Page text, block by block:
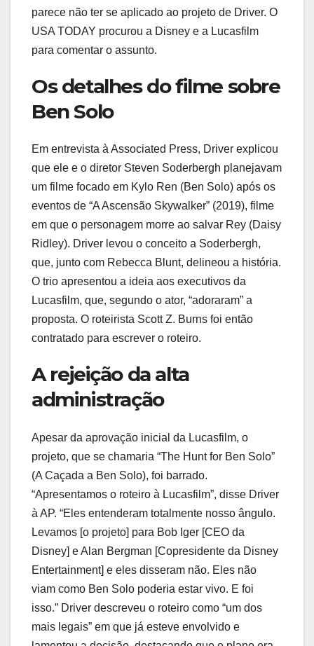
parece não ter se aplicado ao projeto de Driver. O
USA TODAY procurou a Disney e a Lucasfilm
para comentar o assunto.
Os detalhes do filme sobre
Ben Solo
Em entrevista à Associated Press, Driver explicou
que ele e o diretor Steven Soderbergh planejavam
um filme focado em Kylo Ren (Ben Solo) após os
eventos de “A Ascensão Skywalker” (2019), filme
em que o personagem morre ao salvar Rey (Daisy
Ridley). Driver levou o conceito a Soderbergh,
que, junto com Rebecca Blunt, delineou a história.
O trio apresentou a ideia aos executivos da
Lucasfilm, que, segundo o ator, “adoraram” a
proposta. O roteirista Scott Z. Burns foi então
contratado para escrever o roteiro.
A rejeição da alta
administração
Apesar da aprovação inicial da Lucasfilm, o
projeto, que se chamaria “The Hunt for Ben Solo”
(A Caçada a Ben Solo), foi barrado.
“Apresentamos o roteiro à Lucasfilm”, disse Driver
à AP. “Eles entenderam totalmente nosso ângulo.
Levamos [o projeto] para Bob Iger [CEO da
Disney] e Alan Bergman [Copresidente da Disney
Entertainment] e eles disseram não. Eles não
viam como Ben Solo poderia estar vivo. E foi
isso.” Driver descreveu o roteiro como “um dos
mais legais” em que já esteve envolvido e